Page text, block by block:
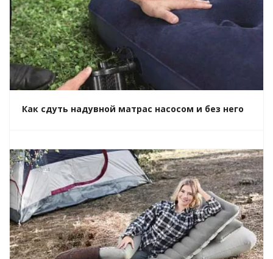
Как сдуть надувной матрас насосом и без него